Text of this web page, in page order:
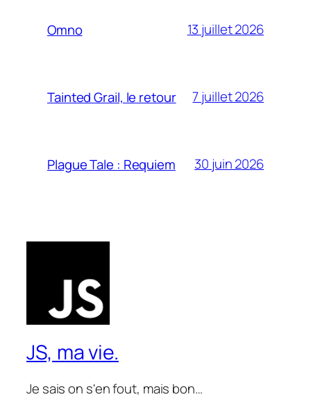
Omno 13 juillet 2026
Tainted Grail, le retour 7 juillet 2026
Plague Tale : Requiem 30 juin 2026
JS, ma vie.
Je sais on s'en fout, mais bon…